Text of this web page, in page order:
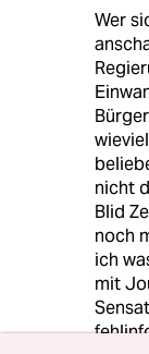
Wer
nicht
Blid
noch
ich
mit